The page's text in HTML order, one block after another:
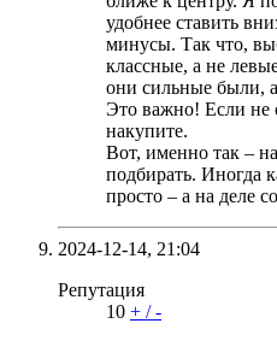
удобнее ставить
минусы. Так что,
классные, а не
они сильные были,
Это важно! Если не
накупите.
Вот, именно так –
подбирать. Иногда
просто – а на деле
2024-12-14, 21:04
Репутация
10 + /-